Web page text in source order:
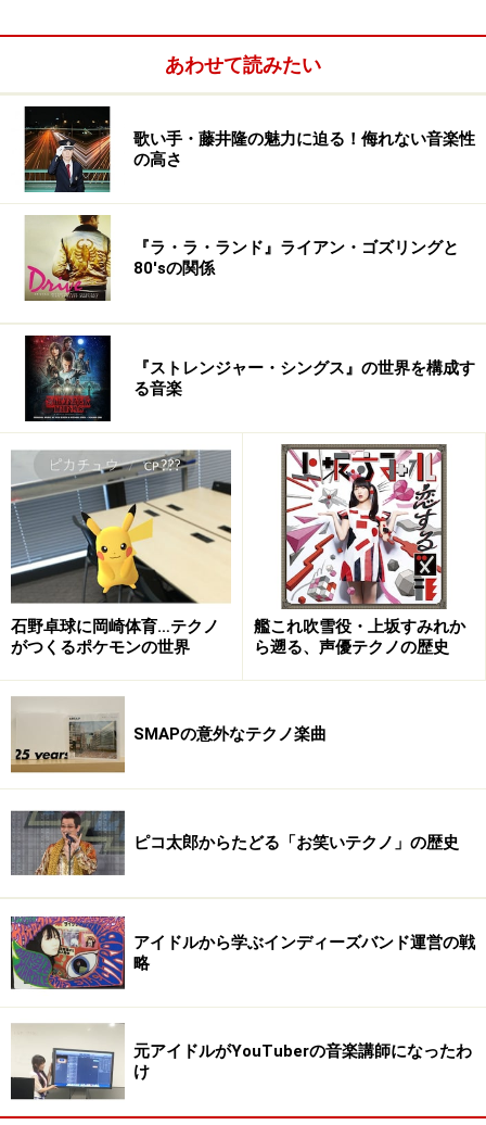
「気がついたら」の方ですね。学生の時からの友人を中
心に、初めは5人くらいやったんですが、その彼女、彼
氏、とか入れだしたら気づいたら１１人。おかげで半分
ぐらいのメンバーが結婚、出産で辞めてしまった
（笑）。やっぱり元々入ってたパート楽器の音が無くな
ると淋しいもんで、結局また11人。ホンマはあとコーラ
スが３人ぐらい欲しいぐらいです。あと、難しいのんが
弾けるキーボーディスト（笑）。
テクノポップの遺伝子
amazon.co.jpにあるCDは、ジャケ写からリンクできます。（amazon.co.jpにない場合、海
外のamazonや他の通販サイトへ）
――自主制作したデビュー・アルバム『HARMOLODIC』
を2003年にリリースするまでの道のりは長かったのでし
ょうか？
それはもう、長いのなんの。すざまじい時間とお金がか
かりました。いい想い出です。
ウル、間違いなくソウルなんですが・・・いろんな隠し
味でいっぱい。例えば、8曲目の「THEME FROM THE
"ARGYLE"」などはインドサイケ＋テクノポップ＋ラウン
ジという不思議な世界にウットリです。9曲目の
「PLEASE!!」も、ジェームス・ブラウンにクラフトワー
ク的隠し味があって、ファンキーなお姐さんヴォーカ
いてももちろん良い訳ですが、さすが浪速のreadymade
のOrange Recordsが目をつけたバンドだと妙に感心いた
しました。「ARGYLEのリーダの甲斐さんは、実はバリ
あわせて読みたい
歌い手・藤井隆の魅力に迫る！侮れない音楽性
の高さ
『ラ・ラ・ランド』ライアン・ゴズリングと
80'sの関係
『ストレンジャー・シングス』の世界を構成す
る音楽
石野卓球に岡崎体育…テクノ
がつくるポケモンの世界
艦これ吹雪役・上坂すみれか
ら遡る、声優テクノの歴史
SMAPの意外なテクノ楽曲
ピコ太郎からたどる「お笑いテクノ」の歴史
アイドルから学ぶインディーズバンド運営の戦
略
元アイドルがYouTuberの音楽講師になったわ
け